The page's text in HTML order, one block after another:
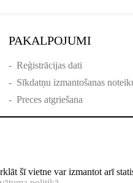
PAKALPOJUMI
- Reģistrācijas dati
- Sīkdatņu izmantošanas
- Preces atgriešana
šī vietne var izmantot arī